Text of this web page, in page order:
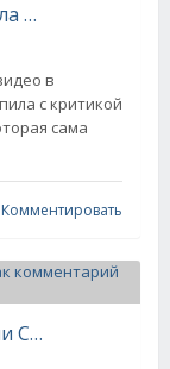
Эмили Ратаковски раскритиковала движение #MeToo за неправильно поставленную цель
в
с критикой
сама
Комментировать
Продюсер BBC запросила у Ксении Собчак комментарий ее отца для сюжета о Владимире Путине